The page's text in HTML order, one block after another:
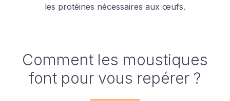
les protéines nécessaires aux œufs.
Comment les moustiques
font pour vous repérer ?